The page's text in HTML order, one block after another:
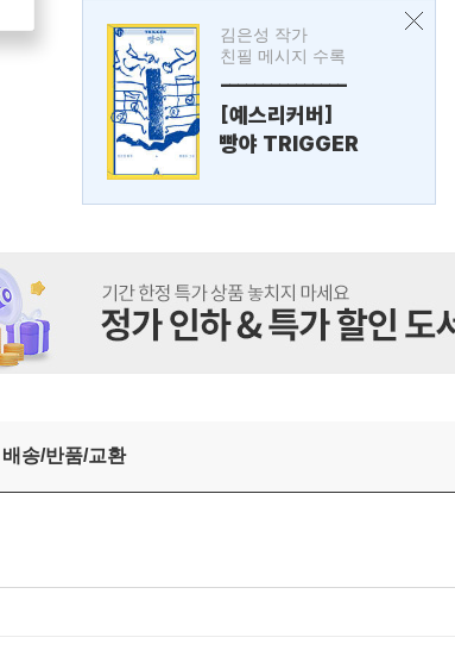
김은성 작가
친필 메시지 수록
---------------
[예스리커버]
빵야 TRIGGER
배송/반품/교환